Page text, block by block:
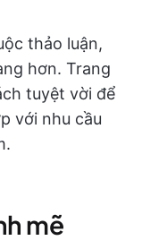
thảo luận,
hơn. Trang
tuyệt vời để
với nhu cầu
mẽ